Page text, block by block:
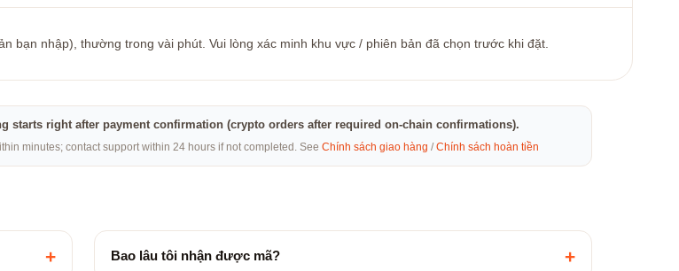
bạn nhập), thường trong vài phút. Vui lòng xác minh khu vực / phiên bản đã chọn trước khi đặt.
starts right after payment confirmation (crypto orders after required on-chain confirmations).
minutes; contact support within 24 hours if not completed. See Chính sách giao hàng /Chính sách hoàn tiền
+ Bao lâu tôi nhận được mã? +